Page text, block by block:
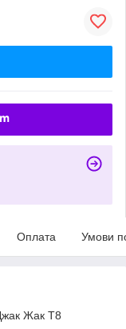
Оплата Умови
Жак Т8